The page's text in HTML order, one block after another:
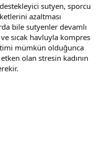
sutyen, sporcu
azaltması
bile sutyenler devamlı
ve sıcak havluyla kompres
mümkün olduğunca
olan stresin kadının